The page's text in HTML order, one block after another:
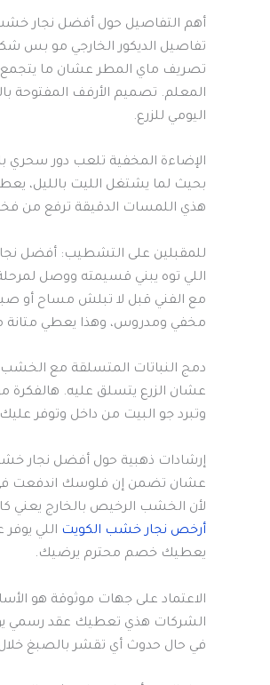
أهم التفاصيل حول أفضل نجار
تفاصيل الديكور الخارجي مو بس
تصريف ماي المطر عشان ما
المعلم. تصميم الأرفف المفتوحة
اليومي للزرع.
بحيث لما يشتغل الليت بالليل،
هذي اللمسات الدقيقة ترفع من
للمقبلين على التشطيب: أفضل
اللي توه يبني قسيمته ووصل
مع الفني قبل لا تبلش مساح أو
مخفي ومدروس، وهذا يعطي متانة
عشان الزرع يتسلق عليه.
وتبرد جو البيت من داخل وتوفر
إرشادات ذهبية حول أفضل نجار
عشان تضمن إن فلوسك اندفعت في
لأن الخشب الرخيص بالخارج
أرخص نجار خشب الكويت اللي
يعطيك خصم محترم يرضيك.
الاعتماد على جهات موثوقة هو
في حال حدوث أي تقشر بالصبغ خلال